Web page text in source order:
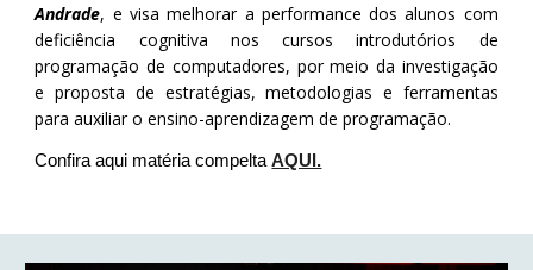
Andrade, e visa melhorar a performance dos alunos com
deficiência cognitiva nos cursos introdutórios de
programação de computadores, por meio da investigação
e proposta de estratégias, metodologias e ferramentas
para auxiliar o ensino-aprendizagem de programação.
Confira aqui matéria compeltaAQUI.